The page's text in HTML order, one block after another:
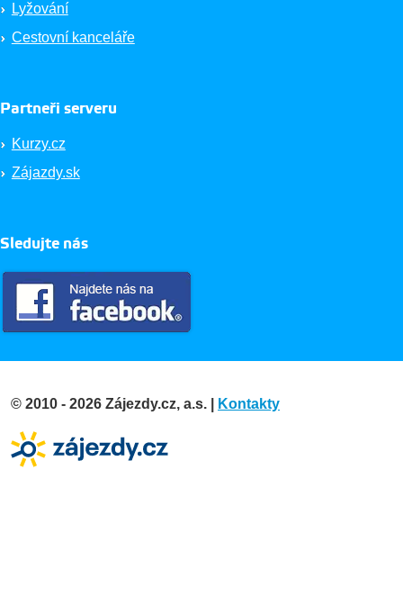
Lyžování
Cestovní kanceláře
Partneři serveru
Kurzy.cz
Zájazdy.sk
Sledujte nás
© 2010 - 2026 Zájezdy.cz, a.s. | Kontakty